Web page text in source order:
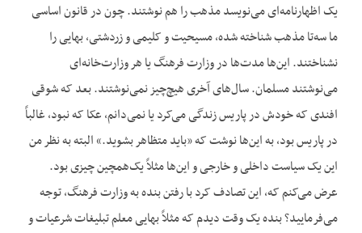
یک اظهارنامه‌ای می‌نویسد مذهب را هم نوشتند. چون در قانون اساسی
ما سه‌تا مذهب شناخته شده، مسیحیت و کلیمی و زردشتی، بهایی را
نشناختند. این‌ها مدت‌ها در وزارت فرهنگ یا هر وزارت‌خانه‌ای
می‌نوشتند مسلمان. سال‌های آخری هیچ‌چیز نمی‌نوشتند. بعد که شوقی
افندی که خودش در پاریس زندگی می‌کرد یا نمی‌دانم، عکا که نبود، غالباً
در پاریس بود، به این‌ها نوشت که «باید متظاهر بشوید.» البته به نظر من
این یک سیاست داخلی و خارجی و این‌ها مثلاً یک‌همچین چیزی بود.
عرض می‌کنم که، این تصادف کرد با رفتن بنده به وزارت فرهنگ، توجه
می‌فرمایید؟ بنده یک وقت دیدم که مثلاً بهایی معلم تبلیغات شرعیات و